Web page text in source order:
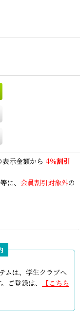
表示金額から 4％割引
に、 会員割引対象外の
ムは、学生クラブへ
ご登録は、
【こちら